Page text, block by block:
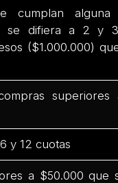
cumplan alguna
se difiera a 2 y
($1.000.000)
y 12 cuotas
a $50.000 que